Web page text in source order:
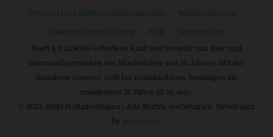
Versand und Zahlungsbedingungen Widerrufsrecht
Datenschutzerklärung AGB Impressum
Nach § 9 JuSchG erfordern Kauf und Verzehr von Bier und
Biermischgetränken ein Mindestalter von 16 Jahren. Mit der
Annahme unserer AGB bei Kaufabschluss, bestätigen Sie
mindestens 18 Jahre alt zu sein.
© 2021-2023 HofladenWagen | Alle Rechte vorbehalten. Webdesign
by prodesigns